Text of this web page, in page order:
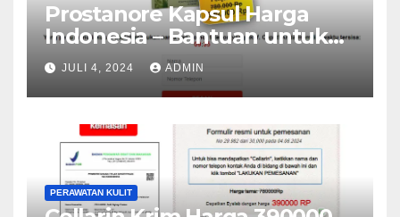
Prostanore Kapsul Harga
Indonesia – Bantuan untuk
Kesehatan Prostatitis
JULI 4, 2024 ADMIN
PERAWATAN KULIT